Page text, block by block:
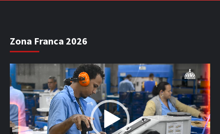
Zona Franca 2026
Reproductor
de
vídeo